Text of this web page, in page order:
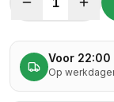
Voor 22:00
Op